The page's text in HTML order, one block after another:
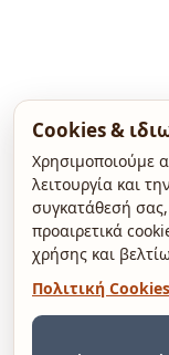
Cookies &
Χρησιμοποιούμε
λειτουργία και
συγκατάθεσή
προαιρετικά
χρήσης και
Πολιτική Cookies